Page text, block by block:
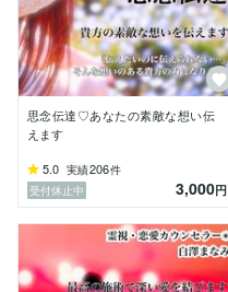
思念伝達♡あなたの素敵な想い伝
えます
5.0 実績206件
受付休止中
3,000円